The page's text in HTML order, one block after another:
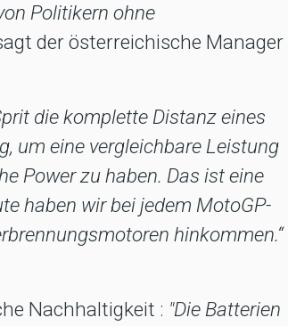
Politikern ohne
der österreichische Manager
die komplette Distanz eines
um eine vergleichbare Leistung
Power zu haben. Das ist eine
haben wir bei jedem MotoGP-
hinkommen.“
Nachhaltigkeit : "Die Batterien